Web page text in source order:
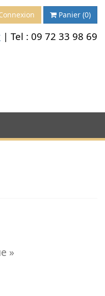
Panier (0)
| Tel : 09 72 33 98 69
»